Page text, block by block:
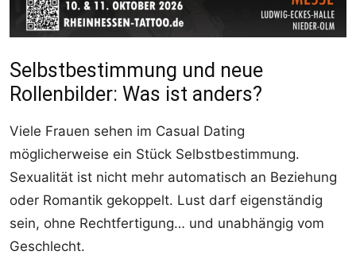
Selbstbestimmung und neue
Rollenbilder: Was ist anders?
Viele Frauen sehen im Casual Dating
möglicherweise ein Stück Selbstbestimmung.
Sexualität ist nicht mehr automatisch an Beziehung
oder Romantik gekoppelt. Lust darf eigenständig
sein, ohne Rechtfertigung… und unabhängig vom
Geschlecht.